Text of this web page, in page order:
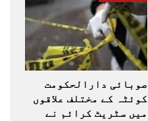
صوبائی دارالحکومت
کوئٹہ کے مختلف علاقوں
میں سٹریٹ کرائم نے